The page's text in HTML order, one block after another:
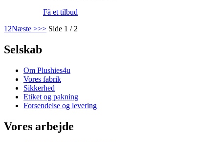
Få et tilbud
1 2Næste >>> Side 1 / 2
Selskab
Om Plushies4u
Vores fabrik
Sikkerhed
Etiket og pakning
Forsendelse og levering
Vores arbejde